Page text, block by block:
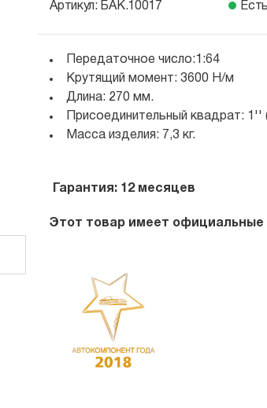
Артикул: БАК.10017
Передаточное число:1:64
Крутящий момент: 3600 Н/м
Длина: 270 мм.
Присоединительный квадрат: 1''
Масса изделия: 7,3 кг.
Гарантия: 12 месяцев
Этот товар имеет официальные